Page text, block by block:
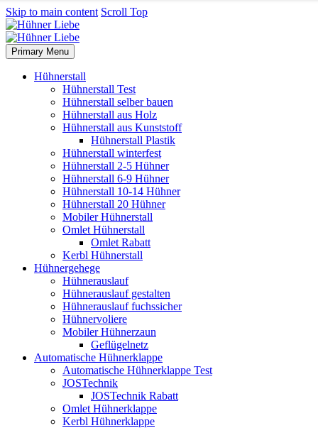
Skip to main content Scroll Top
Primary Menu
Hühnerstall
Hühnerstall Test
Hühnerstall selber bauen
Hühnerstall aus Holz
Hühnerstall aus Kunststoff
Hühnerstall Plastik
Hühnerstall winterfest
Hühnerstall 2-5 Hühner
Hühnerstall 6-9 Hühner
Hühnerstall 10-14 Hühner
Hühnerstall 20 Hühner
Mobiler Hühnerstall
Omlet Hühnerstall
Omlet Rabatt
Kerbl Hühnerstall
Hühnergehege
Hühnerauslauf
Hühnerauslauf gestalten
Hühnerauslauf fuchssicher
Hühnervoliere
Mobiler Hühnerzaun
Geflügelnetz
Automatische Hühnerklappe
Automatische Hühnerklappe Test
JOSTechnik
JOSTechnik Rabatt
Omlet Hühnerklappe
Kerbl Hühnerklappe